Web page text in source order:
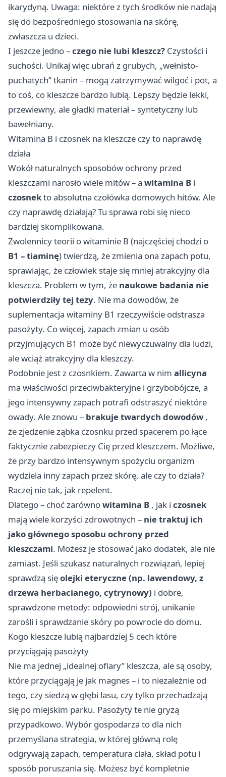
ikarydyną. Uwaga: niektóre z tych środków nie nadają
się do bezpośredniego stosowania na skórę,
zwłaszcza u dzieci.
I jeszcze jedno –czego nie lubi kleszcz? Czystości i
suchości. Unikaj więc ubrań z grubych, „wełnisto-
puchatych” tkanin – mogą zatrzymywać wilgoć i pot, a
to coś, co kleszcze bardzo lubią. Lepszy będzie lekki,
przewiewny, ale gładki materiał – syntetyczny lub
bawełniany.
Witamina B i czosnek na kleszcze czy to naprawdę
działa
Wokół naturalnych sposobów ochrony przed
kleszczami narosło wiele mitów – a witamina B i
czosnekto absolutna czołówka domowych hitów. Ale
czy naprawdę działają? Tu sprawa robi się nieco
bardziej skomplikowana.
Zwolennicy teorii o witaminie B (najczęściej chodzi o
B1 – tiaminę) twierdzą, że zmienia ona zapach potu,
sprawiając, że człowiek staje się mniej atrakcyjny dla
kleszcza. Problem w tym, że naukowe badania nie
potwierdziły tej tezy. Nie ma dowodów, że
suplementacja witaminy B1 rzeczywiście odstrasza
pasożyty. Co więcej, zapach zmian u osób
przyjmujących B1 może być niewyczuwalny dla ludzi,
ale wciąż atrakcyjny dla kleszczy.
Podobnie jest z czosnkiem. Zawarta w nim allicyna
ma właściwości przeciwbakteryjne i grzybobójcze, a
jego intensywny zapach potrafi odstraszyć niektóre
owady. Ale znowu – brakuje twardych dowodów ,
że zjedzenie ząbka czosnku przed spacerem po łące
faktycznie zabezpieczy Cię przed kleszczem. Możliwe,
że przy bardzo intensywnym spożyciu organizm
wydziela inny zapach przez skórę, ale czy to działa?
Raczej nie tak, jak repelent.
Dlatego – choć zarównowitamina B , jak i czosnek
mają wiele korzyści zdrowotnych – nie traktuj ich
jako głównego sposobu ochrony przed
kleszczami. Możesz je stosować jako dodatek, ale nie
zamiast. Jeśli szukasz naturalnych rozwiązań, lepiej
sprawdzą sięolejki eteryczne (np. lawendowy, z
drzewa herbacianego, cytrynowy) i dobre,
sprawdzone metody: odpowiedni strój, unikanie
zarośli i sprawdzanie skóry po powrocie do domu.
Kogo kleszcze lubią najbardziej 5 cech które
przyciągają pasożyty
Nie ma jednej „idealnej ofiary” kleszcza, ale są osoby,
które przyciągają je jak magnes – i to niezależnie od
tego, czy siedzą w głębi lasu, czy tylko przechadzają
się po miejskim parku. Pasożyty te nie gryzą
przypadkowo. Wybór gospodarza to dla nich
przemyślana strategia, w której główną rolę
odgrywają zapach, temperatura ciała, skład potu i
sposób poruszania się. Możesz być kompletnie